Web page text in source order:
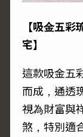
【吸金五
宅】
這款吸金五
而成，通透
視為財富與
煞，特別適